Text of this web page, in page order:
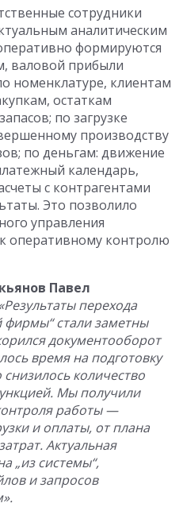
сотрудники
аналитическим
формируются
валовой прибыли
номенклатуре, клиентам
остаткам
по загрузке
производству
по деньгам: движение
календарь,
с контрагентами
Это позволило
управления
оперативному контролю
Павел
перехода
стали заметны
документооборот
время на подготовку
количество
Мы получили
работы —
и оплаты, от плана
Актуальная
„из системы“,
и запросов